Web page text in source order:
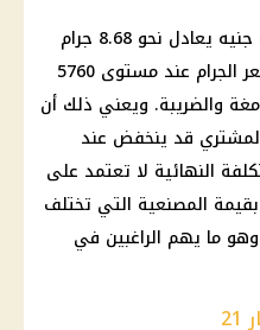
أسعار الذهب جعلت مبلغ 50 ألف جنيه يعادل نحو 8.68 جرام
فقط من عيار 21، وفق حساب سعر الجرام عند مستوى 5760
والضريبة. ويعني ذلك أن
قد ينخفض عند
النهائية لا تعتمد على
بقيمة المصنعية التي تختلف
ما يهم الراغبين في